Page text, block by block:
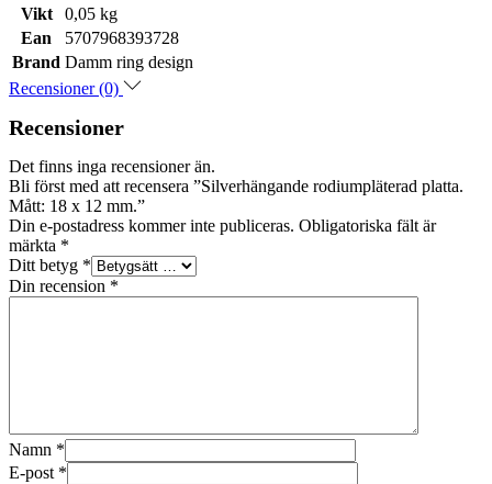
Vikt
0,05 kg
Ean
5707968393728
Brand Damm ring design
Recensioner (0)
Recensioner
Det finns inga recensioner än.
Bli först med att recensera ”Silverhängande rodiumpläterad platta.
Mått: 18 x 12 mm.”
Din e-postadress kommer inte publiceras. Obligatoriska fält är
märkta *
Ditt betyg *
Din recension *
Namn *
E-post *